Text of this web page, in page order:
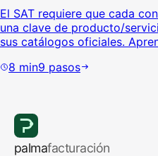
El SAT requiere que cada
una clave de producto/
sus catálogos oficiales.
8 min9 pasos
palmafacturación